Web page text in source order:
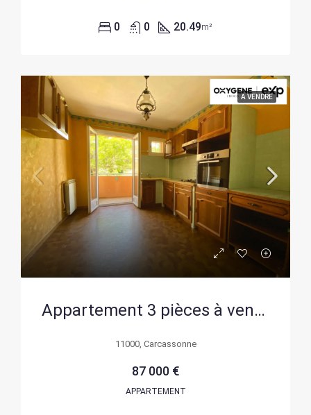
0 0 20.49m²
A VENDRE
Appartement 3 pièces à vendre à Carcassonne avec balcon et garage
11000, Carcassonne
87 000 €
APPARTEMENT